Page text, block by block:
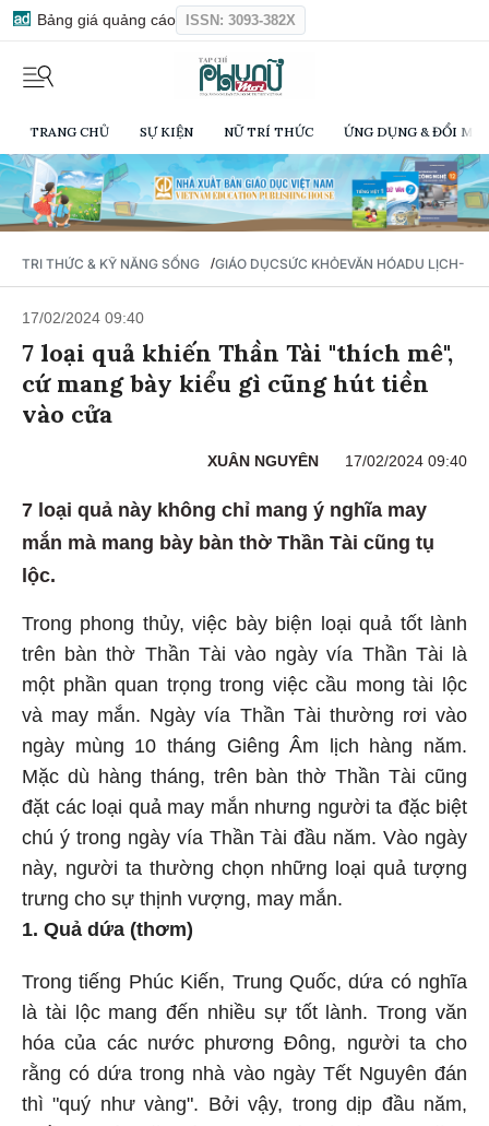
Bảng giá quảng cáo ISSN: 3093-382X
TRANG CHỦ SỰ KIỆN NỮ TRÍ THỨC ỨNG DỤNG & ĐỔI
TRI THỨC & KỸ NĂNG SỐNG /GIÁO DỤCSỨC KHỎEVĂN HÓADU LỊCH-
17/02/2024 09:40
7 loại quả khiến Thần Tài "thích mê",
cứ mang bày kiểu gì cũng hút tiền
vào cửa
XUÂN NGUYÊN 17/02/2024 09:40
7 loại quả này không chỉ mang ý nghĩa may
mắn mà mang bày bàn thờ Thần Tài cũng tụ
lộc.
Trong phong thủy, việc bày biện loại quả tốt lành
trên bàn thờ Thần Tài vào ngày vía Thần Tài là
một phần quan trọng trong việc cầu mong tài lộc
và may mắn. Ngày vía Thần Tài thường rơi vào
ngày mùng 10 tháng Giêng Âm lịch hàng năm.
Mặc dù hàng tháng, trên bàn thờ Thần Tài cũng
đặt các loại quả may mắn nhưng người ta đặc biệt
chú ý trong ngày vía Thần Tài đầu năm. Vào ngày
này, người ta thường chọn những loại quả tượng
trưng cho sự thịnh vượng, may mắn.
1. Quả dứa (thơm)
Trong tiếng Phúc Kiến, Trung Quốc, dứa có nghĩa
là tài lộc mang đến nhiều sự tốt lành. Trong văn
hóa của các nước phương Đông, người ta cho
rằng có dứa trong nhà vào ngày Tết Nguyên đán
thì "quý như vàng". Bởi vậy, trong dịp đầu năm,